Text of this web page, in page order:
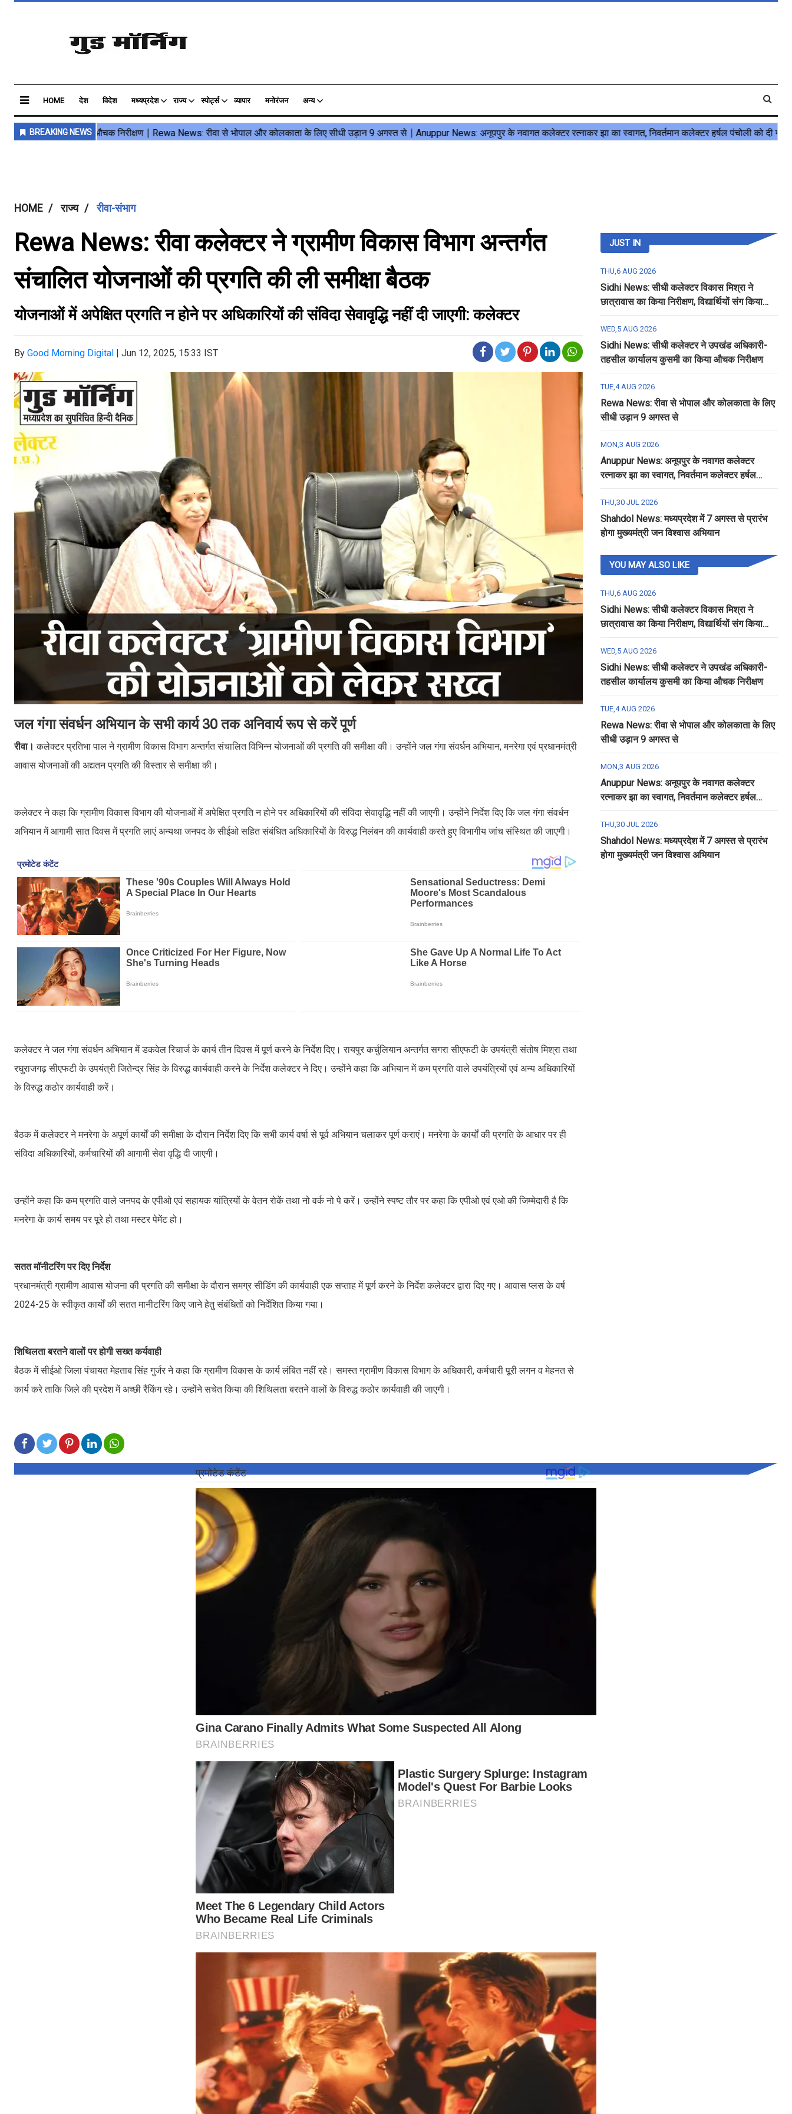
HOME देश विदेश मध्यप्रदेश राज्य स्पोर्ट्स व्यापार मनोरंजन अन्य
HOME राज्य रीवा-संभाग
Rewa News: रीवा कलेक्टर ने ग्रामीण विकास विभाग अन्तर्गत
संचालित योजनाओं की प्रगति की ली समीक्षा बैठक
योजनाओं में अपेक्षित प्रगति न होने पर अधिकारियों की संविदा सेवावृद्धि नहीं दी जाएगी: कलेक्टर
By Good Morning Digital | Jun 12, 2025, 15:33 IST
जल गंगा संवर्धन अभियान के सभी कार्य 30 तक अनिवार्य रूप से करें पूर्ण
रीवा।कलेक्टर प्रतिभा पाल ने ग्रामीण विकास विभाग अन्तर्गत संचालित विभिन्न योजनाओं की प्रगति की समीक्षा की। उन्होंने जल गंगा संवर्धन अभियान, मनरेगा एवं प्रधानमंत्री
आवास योजनाओं की अद्यतन प्रगति की विस्तार से समीक्षा की।
कलेक्टर ने कहा कि ग्रामीण विकास विभाग की योजनाओं में अपेक्षित प्रगति न होने पर अधिकारियों की संविदा सेवावृद्धि नहीं की जाएगी। उन्होंने निर्देश दिए कि जल गंगा संवर्धन
अभियान में आगामी सात दिवस में प्रगति लाएं अन्यथा जनपद के सीईओ सहित संबंधित अधिकारियों के विरुद्ध निलंबन की कार्यवाही करते हुए विभागीय जांच संस्थित की जाएगी।
कलेक्टर ने जल गंगा संवर्धन अभियान में डकवेल रिचार्ज के कार्य तीन दिवस में पूर्ण करने के निर्देश दिए। रायपुर कर्चुलियान अन्तर्गत सगरा सीएफटी के उपयंत्री संतोष मिश्रा तथा
रघुराजगढ़ सीएफटी के उपयंत्री जितेन्द्र सिंह के विरुद्ध कार्यवाही करने के निर्देश कलेक्टर ने दिए। उन्होंने कहा कि अभियान में कम प्रगति वाले उपयंत्रियों एवं अन्य अधिकारियों
के विरुद्ध कठोर कार्यवाही करें।
बैठक में कलेक्टर ने मनरेगा के अपूर्ण कार्यों की समीक्षा के दौरान निर्देश दिए कि सभी कार्य वर्षा से पूर्व अभियान चलाकर पूर्ण कराएं। मनरेगा के कार्यों की प्रगति के आधार पर ही
संविदा अधिकारियों, कर्मचारियों की आगामी सेवा वृद्धि दी जाएगी।
उन्होंने कहा कि कम प्रगति वाले जनपद के एपीओ एवं सहायक यांत्रियों के वेतन रोकें तथा नो वर्क नो पे करें। उन्होंने स्पष्ट तौर पर कहा कि एपीओ एवं एओ की जिम्मेदारी है कि
मनरेगा के कार्य समय पर पूरे हो तथा मस्टर पेमेंट हो।
सतत मॉनीटरिंग पर दिए निर्देश
प्रधानमंत्री ग्रामीण आवास योजना की प्रगति की समीक्षा के दौरान समग्र सीडिंग की कार्यवाही एक सप्ताह में पूर्ण करने के निर्देश कलेक्टर द्वारा दिए गए। आवास प्लस के वर्ष
2024-25 के स्वीकृत कार्यों की सतत मानीटरिंग किए जाने हेतु संबंधितों को निर्देशित किया गया।
शिथिलता बरतने वालों पर होगी सख्त कर्यवाही
बैठक में सीईओ जिला पंचायत मेहताब सिंह गुर्जर ने कहा कि ग्रामीण विकास के कार्य लंबित नहीं रहे। समस्त ग्रामीण विकास विभाग के अधिकारी, कर्मचारी पूरी लगन व मेहनत से
कार्य करे ताकि जिले की प्रदेश में अच्छी रैंकिंग रहे। उन्होंने सचेत किया की शिथिलता बरतने वालों के विरुद्ध कठोर कार्यवाही की जाएगी।
JUST IN
THU,6 AUG 2026
Sidhi News: सीधी कलेक्टर विकास मिश्रा ने
छात्रावास का किया निरीक्षण, विद्यार्थियों संग किया
रात्रि भोजन
WED,5 AUG 2026
Sidhi News: सीधी कलेक्टर ने उपखंड अधिकारी-
तहसील कार्यालय कुसमी का किया औचक निरीक्षण
TUE,4 AUG 2026
Rewa News: रीवा से भोपाल और कोलकाता के लिए
सीधी उड़ान 9 अगस्त से
MON,3 AUG 2026
Anuppur News: अनूपपुर के नवागत कलेक्टर
रत्नाकर झा का स्वागत, निवर्तमान कलेक्टर हर्षल
पंचोली को दी गई विदाई
THU,30 JUL 2026
Shahdol News: मध्यप्रदेश में 7 अगस्त से प्रारंभ
होगा मुख्यमंत्री जन विश्वास अभियान
YOU MAY ALSO LIKE
THU,6 AUG 2026
Sidhi News: सीधी कलेक्टर विकास मिश्रा ने
छात्रावास का किया निरीक्षण, विद्यार्थियों संग किया
रात्रि भोजन
WED,5 AUG 2026
Sidhi News: सीधी कलेक्टर ने उपखंड अधिकारी-
तहसील कार्यालय कुसमी का किया औचक निरीक्षण
TUE,4 AUG 2026
Rewa News: रीवा से भोपाल और कोलकाता के लिए
सीधी उड़ान 9 अगस्त से
MON,3 AUG 2026
Anuppur News: अनूपपुर के नवागत कलेक्टर
रत्नाकर झा का स्वागत, निवर्तमान कलेक्टर हर्षल
पंचोली को दी गई विदाई
THU,30 JUL 2026
Shahdol News: मध्यप्रदेश में 7 अगस्त से प्रारंभ
होगा मुख्यमंत्री जन विश्वास अभियान